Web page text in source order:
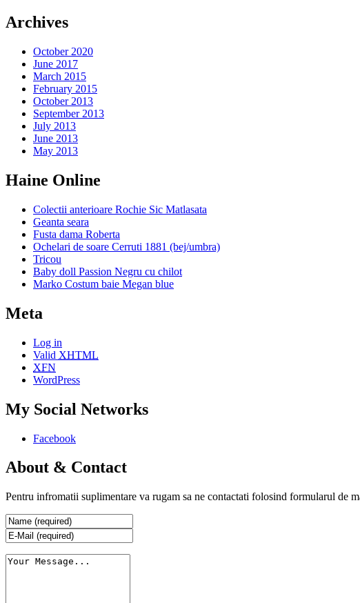
Archives
October 2020
June 2017
March 2015
February 2015
October 2013
September 2013
July 2013
June 2013
May 2013
Haine Online
Colectii anterioare Rochie Sic Matlasata
Geanta seara
Fusta dama Roberta
Ochelari de soare Cerruti 1881 (bej/umbra)
Tricou
Baby doll Passion Negru cu chilot
Marko Costum baie Megan blue
Meta
Log in
Valid XHTML
XFN
WordPress
My Social Networks
Facebook
About & Contact
Pentru infromatii suplimentare va rugam sa ne contactati folosind formularul de